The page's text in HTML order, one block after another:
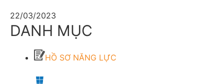
22/03/2023
DANH MỤC
HỒ SƠ NĂNG LỰC